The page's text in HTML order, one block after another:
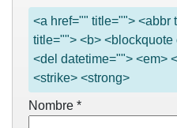
<a href="" title=""> <abbr
title=""> <b>
<del datetime=""> <em>
<strike> <strong>
Nombre *